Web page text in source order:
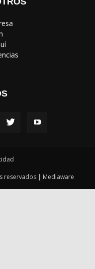
reservados | Mediaware